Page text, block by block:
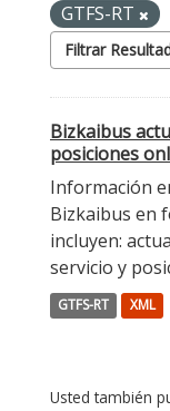
GTFS-RT
Filtrar
Bizkaibus
posiciones
Información
Bizkaibus en
incluyen:
servicio y
GTFS-RT XML
Usted también